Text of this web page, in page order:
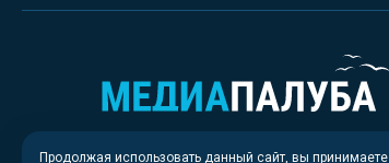
Продолжая использовать данный сайт, вы принимаете